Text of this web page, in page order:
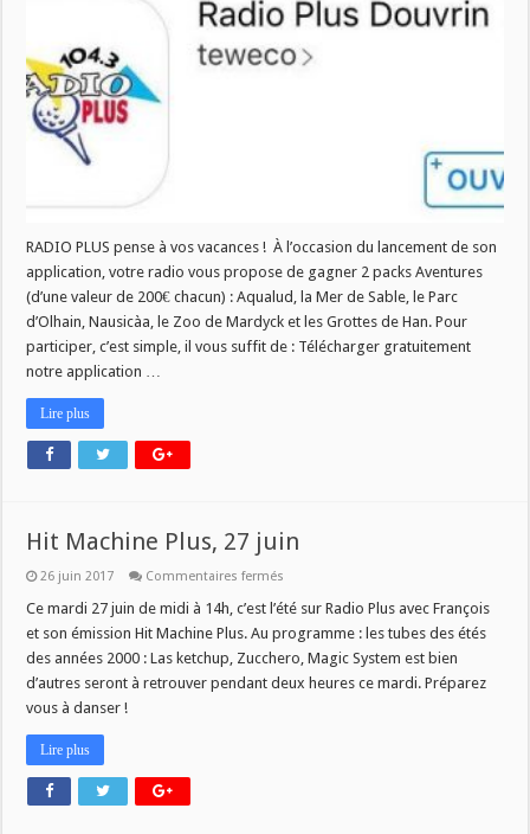
lancement
l’application
Radio
RADIO PLUS pense à vos vacances ! À l’occasion du lancement de son
application, votre radio vous propose de gagner 2 packs Aventures
(d’une valeur de 200€ chacun) : Aqualud, la Mer de Sable, le Parc
d’Olhain, Nausicàa, le Zoo de Mardyck et les Grottes de Han. Pour
participer, c’est simple, il vous suffit de : Télécharger gratuitement
notre application …
Lire plus
Hit Machine Plus, 27 juin
26 juin 2017 Commentaires fermés
Machine
27
juin
Ce mardi 27 juin de midi à 14h, c’est l’été sur Radio Plus avec François
et son émission Hit Machine Plus. Au programme : les tubes des étés
des années 2000 : Las ketchup, Zucchero, Magic System est bien
d’autres seront à retrouver pendant deux heures ce mardi. Préparez
vous à danser !
Lire plus